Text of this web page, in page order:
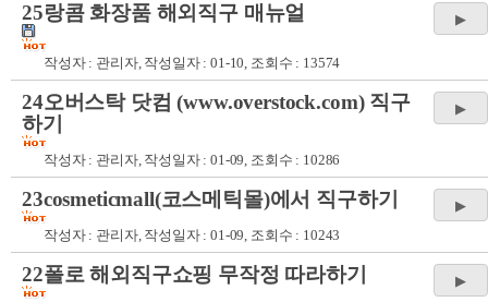
25랑콤 화장품 해외직구 매뉴얼
작성자 : 관리자, 작성일자 : 01-10, 조회수 : 13574
24오버스탁 닷컴 (www.overstock.com) 직구
하기
작성자 : 관리자, 작성일자 : 01-09, 조회수 : 10286
23cosmeticmall(코스메틱몰)에서 직구하기
작성자 : 관리자, 작성일자 : 01-09, 조회수 : 10243
22폴로 해외직구쇼핑 무작정 따라하기